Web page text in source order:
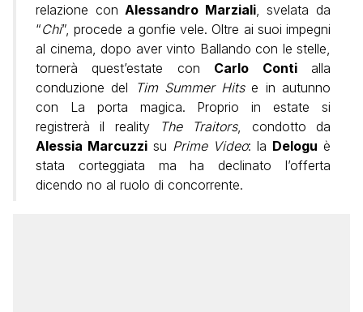
relazione conAlessandro Marziali, svelata da
“Chi”, procede a gonfie vele. Oltre ai suoi impegni
al cinema, dopo aver vinto Ballando con le stelle,
tornerà quest’estate con Carlo Contialla
conduzione del
Tim Summer Hitse in autunno
con La porta magica. Proprio in estate si
registrerà il reality
The Traitors, condotto da
Alessia Marcuzzi su Prime Video: la Delogu è
stata corteggiata ma ha declinato l’offerta
dicendo no al ruolo di concorrente.